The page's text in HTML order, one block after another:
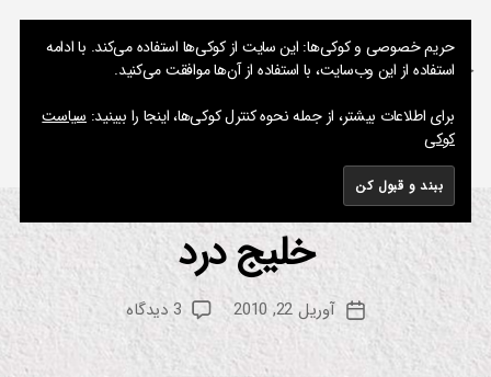
جستجو
نوشته های پراکنده یک مسعود
دسته‌هام
س
نک
ت
خلیج درد
نویسنده
نوشته
از
م
س
ع
تاریخ
نوشته
آوریل 22, 2010 3 دیدگاه
برای
خلیج
درد
حریم خصوصی و کوکی‌ها: این سایت از کوکی‌ها استفاده می‌کند. با ادامه
استفاده از این وب‌سایت، با استفاده از آن‌ها موافقت می‌کنید.
برای اطلاعات بیشتر، از جمله نحوه کنترل کوکی‌ها، اینجا را ببینید: سیاست
کوکی